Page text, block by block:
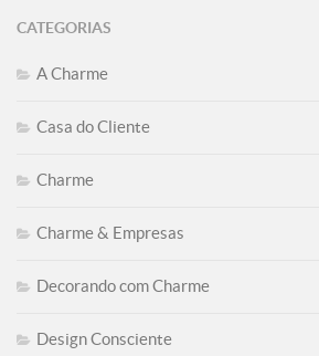
CATEGORIAS
A Charme
Casa do Cliente
Charme
Charme & Empresas
Decorando com Charme
Design Consciente